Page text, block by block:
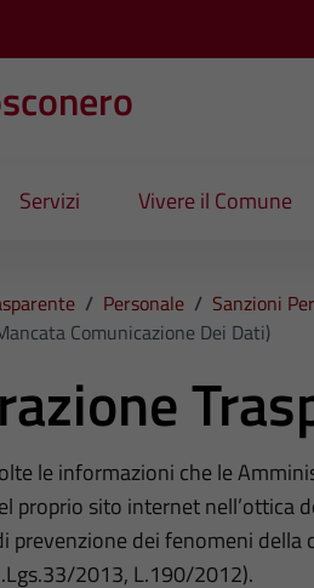
Servizi Vivere il Comune
/ Personale / Sanzioni
Comunicazione Dei Dati)
le informazioni che le
proprio sito internet nell’ottica
prevenzione dei fenomeni della
2013, L.190/2012).